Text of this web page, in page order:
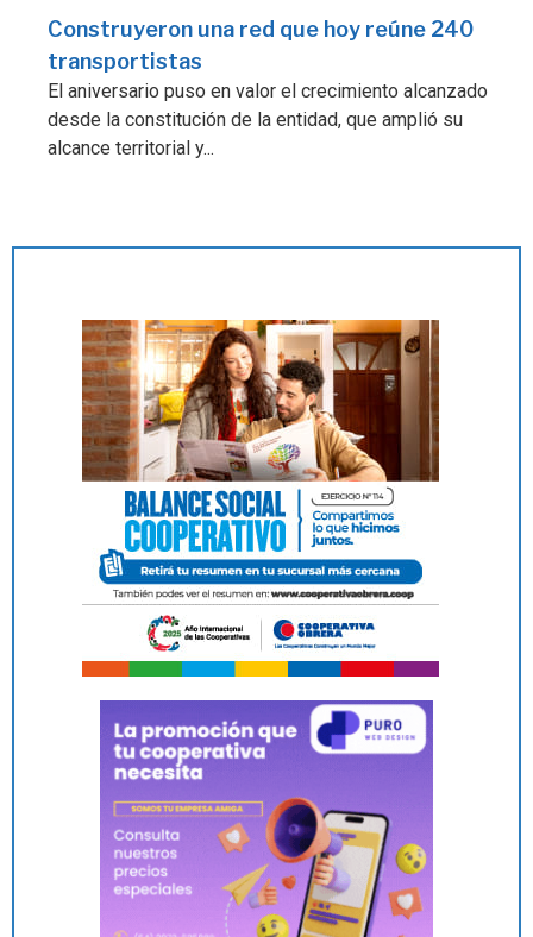
Construyeron una red que hoy reúne 240
transportistas
El aniversario puso en valor el crecimiento alcanzado
desde la constitución de la entidad, que amplió su
alcance territorial y...